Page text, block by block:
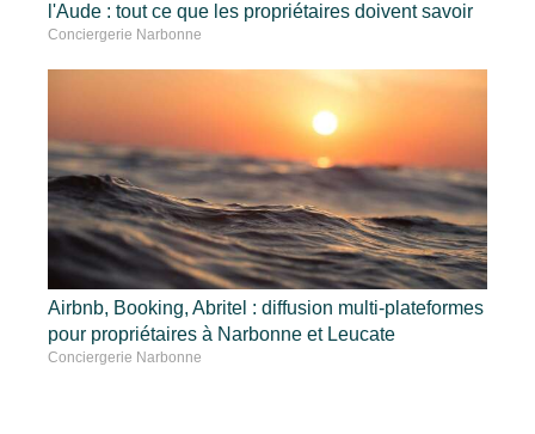
l'Aude : tout ce que les propriétaires doivent savoir
Conciergerie Narbonne
Airbnb, Booking, Abritel : diffusion multi-plateformes
pour propriétaires à Narbonne et Leucate
Conciergerie Narbonne